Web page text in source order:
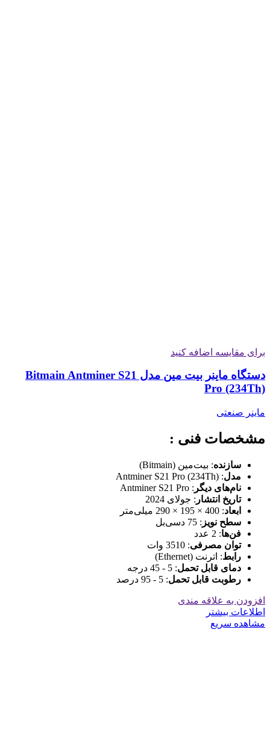
برای مقایسه اضافه کنید
دستگاه ماینر بیت مین مدل Bitmain Antminer S21
Pro (234Th)
ماینر صنعتی
مشخصات فنی :
سازنده: بیت‌مین (Bitmain)
مدل: Antminer S21 Pro (234Th)
نام‌های دیگر : Antminer S21 Pro
تاریخ انتشار : جولای 2024
ابعاد: 400 × 195 × 290 میلی‌متر
سطح نویز : 75 دسی‌بل
فن‌ها: 2 عدد
توان مصرفی: 3510 وات
رابط: اترنت (Ethernet)
دمای قابل تحمل: 5 - 45 درجه
رطوبت قابل تحمل: 5 - 95 درصد
افزودن به علاقه مندی
اطلاعات بیشتر
مشاهده سریع